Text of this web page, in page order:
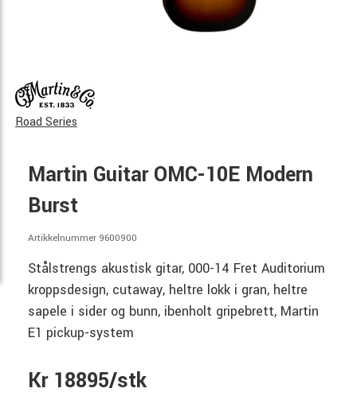
Road Series
Martin Guitar OMC-10E Modern
Burst
Artikkelnummer 9600900
Stålstrengs akustisk gitar, 000-14 Fret Auditorium
kroppsdesign, cutaway, heltre lokk i gran, heltre
sapele i sider og bunn, ibenholt gripebrett, Martin
E1 pickup-system
Kr 18895/stk